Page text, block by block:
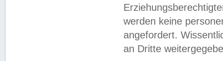
werden keine
angefordert.
an Dritte